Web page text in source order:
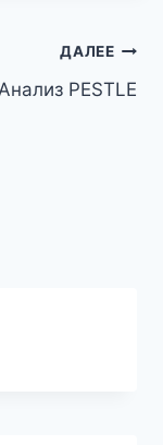
ДАЛЕЕ
Анализ PESTLE